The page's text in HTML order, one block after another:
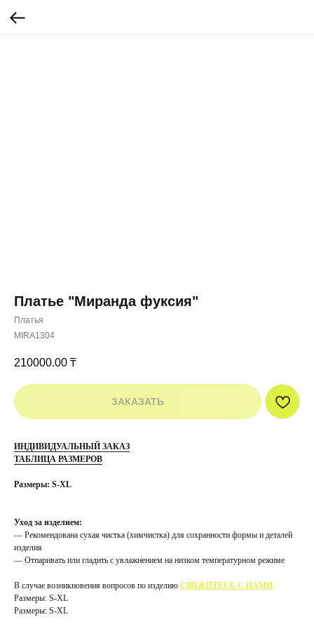
Платье "Миранда фуксия"
Платья
MIRA1304
210000.00 ₸
ЗАКАЗАТЬ
ИНДИВИДУАЛЬНЫЙ ЗАКАЗ
ТАБЛИЦА РАЗМЕРОВ
Размеры: S-XL
Уход за изделием:
— Рекомендована сухая чистка (химчистка) для сохранности формы и деталей
изделия
— Отпаривать или гладить с увлажнением на низком температурном режиме
В случае возникновения вопросов по изделию СВЯЖИТЕСЬ С НАМИ
Размеры: S-XL
Размеры: S-XL